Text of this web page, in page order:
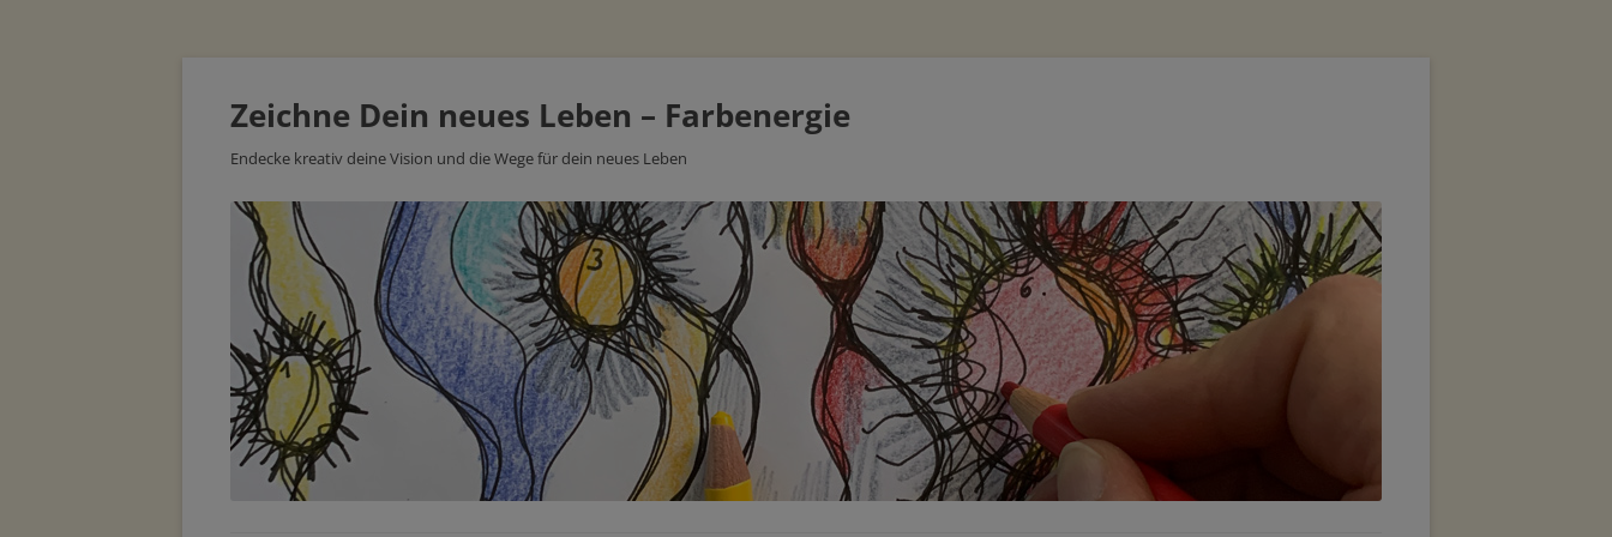
Zeichne Dein neues Leben – Farbenergie
Endecke kreativ deine Vision und die Wege für dein neues Leben